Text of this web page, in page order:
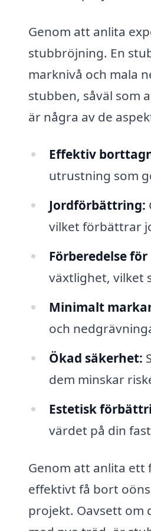
Genom att anlita
stubbröjning. En
marknivå och mala
stubben, såväl som
är några av de
Effektiv
utrustning som
Jordförbättring:
vilket förbättrar
Förberedelse
växtlighet, vilket
Minimalt
och
Ökad säkerhet:
dem minskar
Estetisk
värdet på din
Genom att anlita ett
effektivt få bort
projekt. Oavsett om